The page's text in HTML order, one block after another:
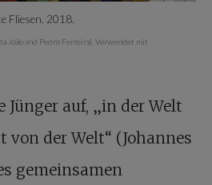
Fliesen, 2018.
João and Pedro Ferreira). Verwendet mit
Jünger auf, „in der Welt
von der Welt“ (Johannes
gemeinsamen